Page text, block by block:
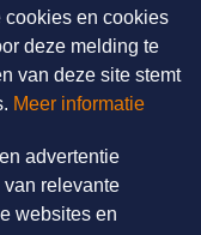
cookies en cookies
deze melding te
van deze site stemt
Meer informatie
advertentie
relevante
websites en